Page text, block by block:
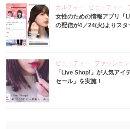
カルチャー ビューティー
女性のための情報アプリ「
の配信が4／24(火)よりスタ
ビューティー ファッション
「Live Shop!」が人気アイ
セール」を実施！